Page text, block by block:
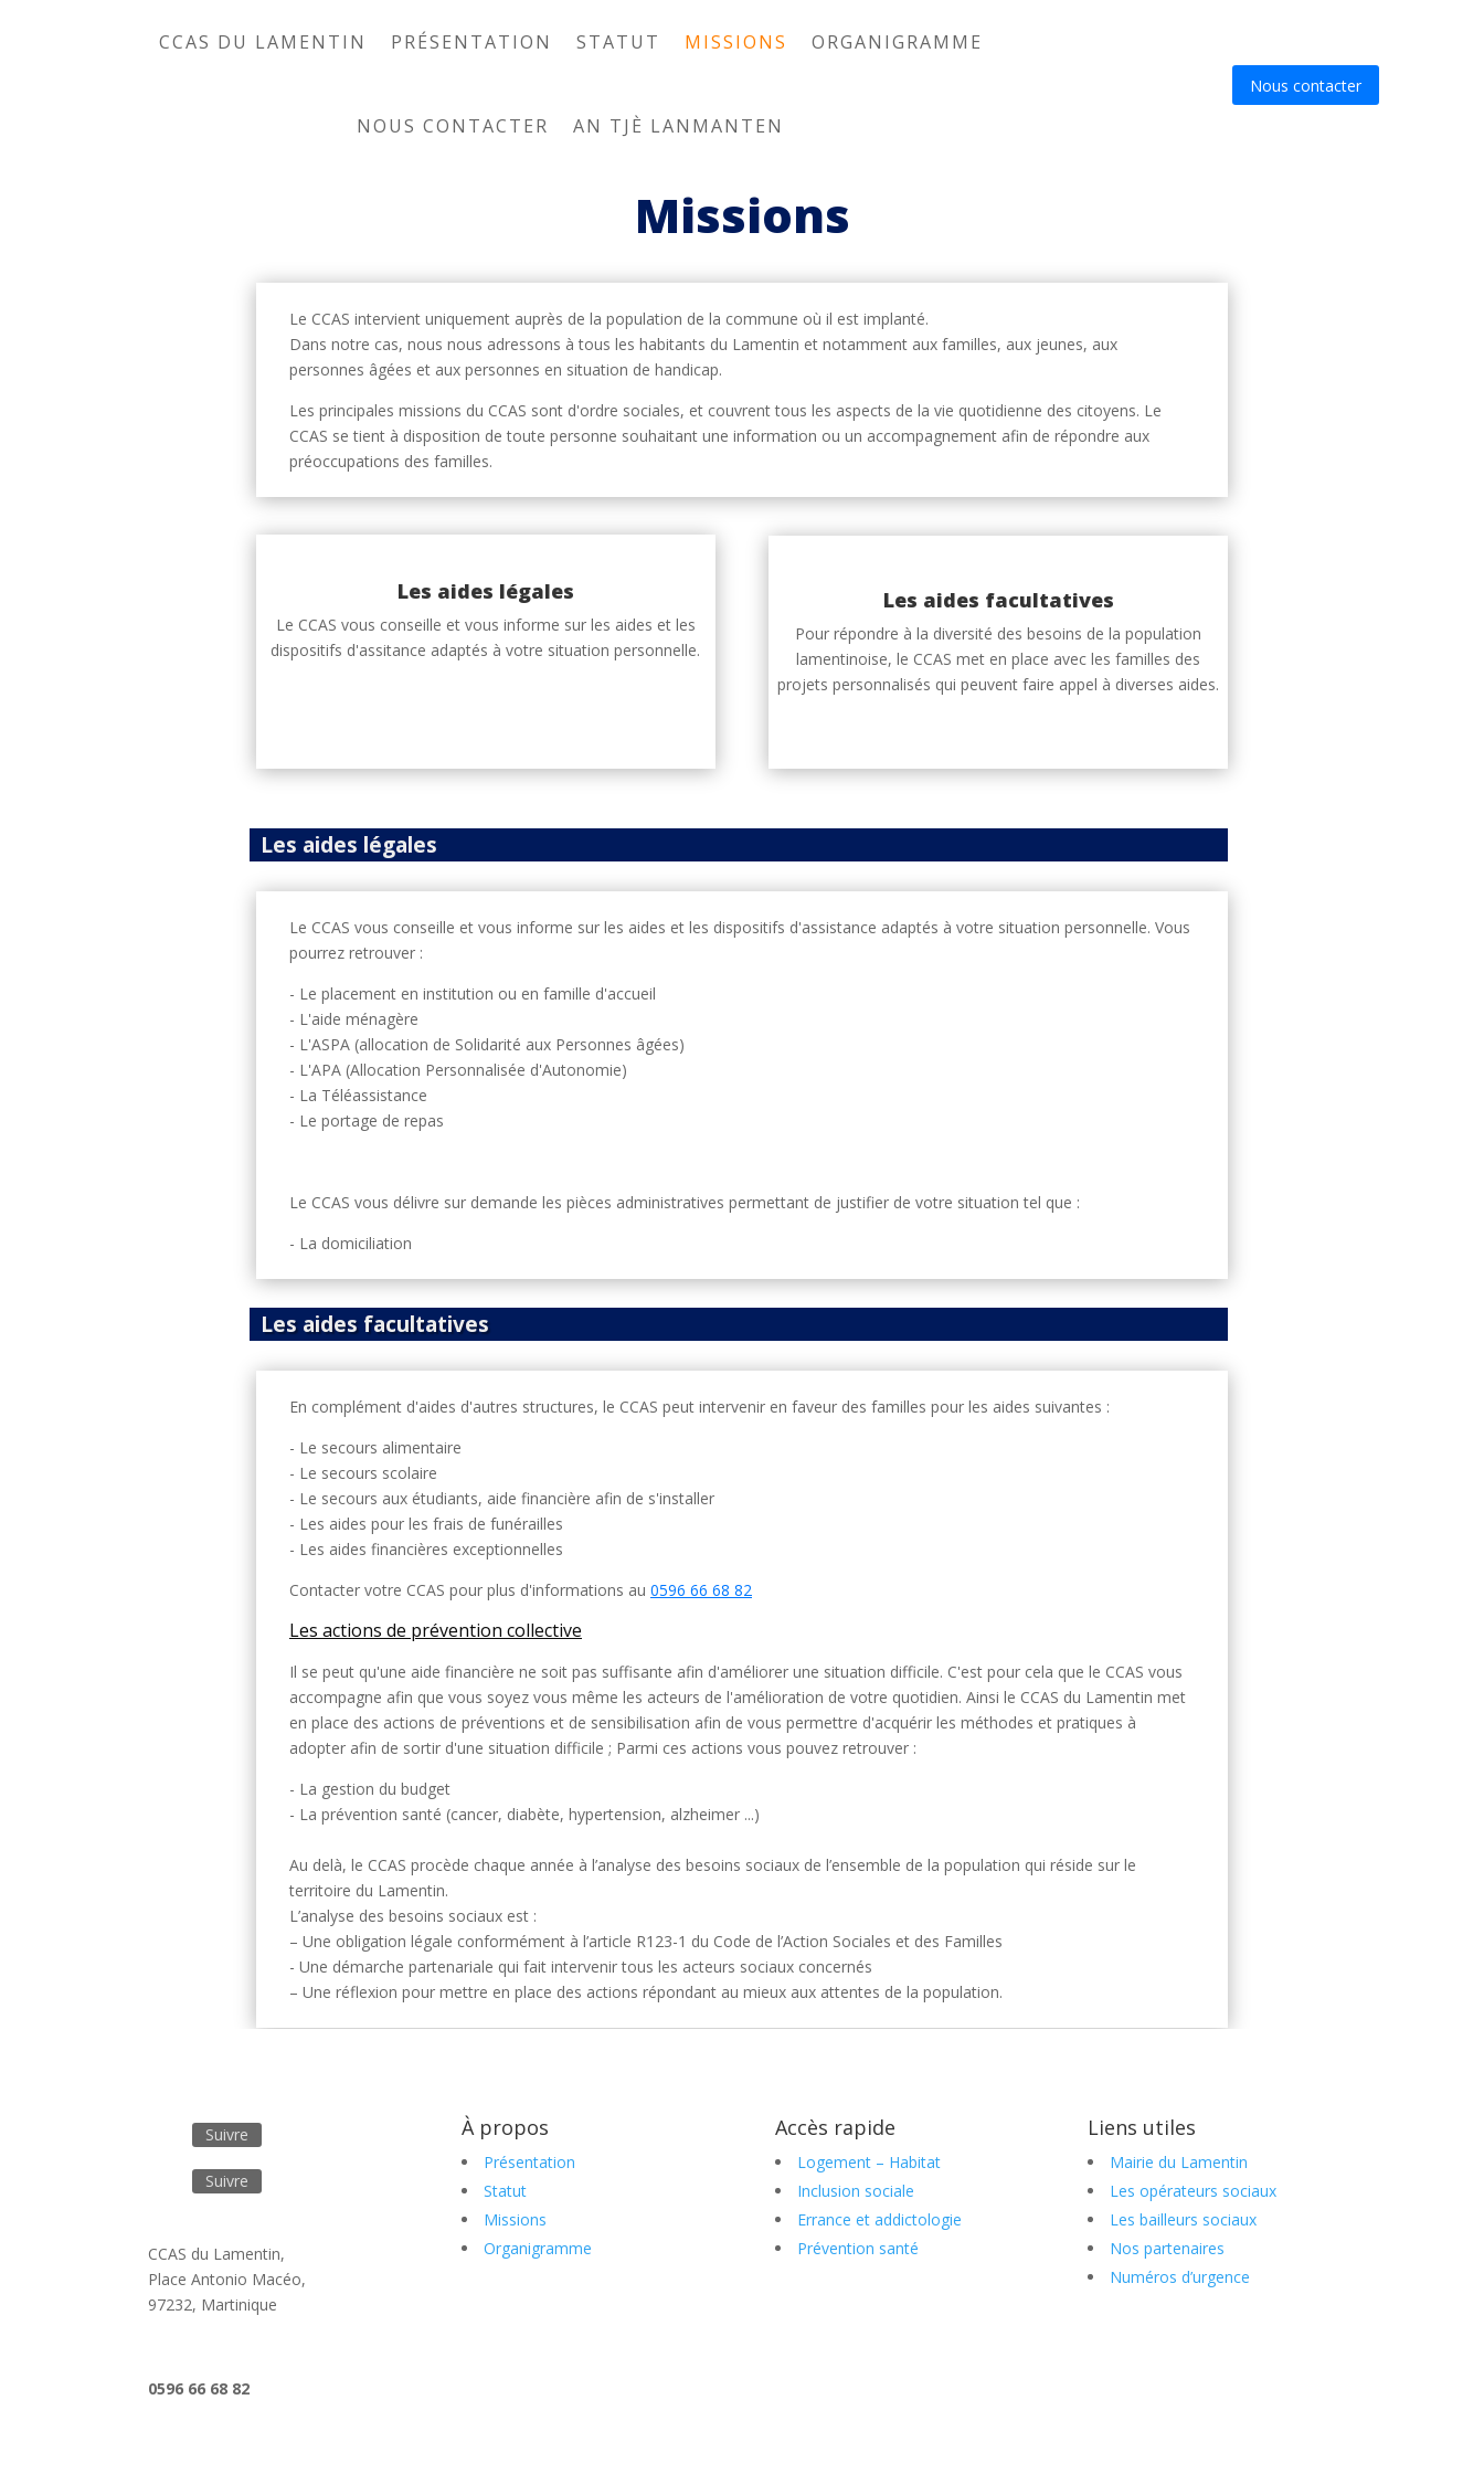
CCAS DU LAMENTIN PRÉSENTATION STATUT MISSIONS ORGANIGRAMME
NOUS CONTACTER AN TJÈ LANMANTEN
Nous contacter
Missions
Le CCAS intervient uniquement auprès de la population de la commune où il est implanté.
Dans notre cas, nous nous adressons à tous les habitants du Lamentin et notamment aux familles, aux jeunes, aux
personnes âgées et aux personnes en situation de handicap.
Les principales missions du CCAS sont d'ordre sociales, et couvrent tous les aspects de la vie quotidienne des citoyens. Le
CCAS se tient à disposition de toute personne souhaitant une information ou un accompagnement afin de répondre aux
préoccupations des familles.
Les aides légales
Le CCAS vous conseille et vous informe sur les aides et les
dispositifs d'assitance adaptés à votre situation personnelle.
Les aides facultatives
Pour répondre à la diversité des besoins de la population
lamentinoise, le CCAS met en place avec les familles des
projets personnalisés qui peuvent faire appel à diverses aides.
Les aides légales
Le CCAS vous conseille et vous informe sur les aides et les dispositifs d'assistance adaptés à votre situation personnelle. Vous
pourrez retrouver :
- Le placement en institution ou en famille d'accueil
- L'aide ménagère
- L'ASPA (allocation de Solidarité aux Personnes âgées)
- L'APA (Allocation Personnalisée d'Autonomie)
- La Téléassistance
- Le portage de repas
Le CCAS vous délivre sur demande les pièces administratives permettant de justifier de votre situation tel que :
- La domiciliation
Les aides facultatives
En complément d'aides d'autres structures, le CCAS peut intervenir en faveur des familles pour les aides suivantes :
- Le secours alimentaire
- Le secours scolaire
- Le secours aux étudiants, aide financière afin de s'installer
- Les aides pour les frais de funérailles
- Les aides financières exceptionnelles
Contacter votre CCAS pour plus d'informations au 0596 66 68 82
Les actions de prévention collective
Il se peut qu'une aide financière ne soit pas suffisante afin d'améliorer une situation difficile. C'est pour cela que le CCAS vous
accompagne afin que vous soyez vous même les acteurs de l'amélioration de votre quotidien. Ainsi le CCAS du Lamentin met
en place des actions de préventions et de sensibilisation afin de vous permettre d'acquérir les méthodes et pratiques à
adopter afin de sortir d'une situation difficile ; Parmi ces actions vous pouvez retrouver :
- La gestion du budget
- La prévention santé (cancer, diabète, hypertension, alzheimer ...)
Au delà, le CCAS procède chaque année à l’analyse des besoins sociaux de l’ensemble de la population qui réside sur le
territoire du Lamentin.
L’analyse des besoins sociaux est :
– Une obligation légale conformément à l’article R123-1 du Code de l’Action Sociales et des Familles
- Une démarche partenariale qui fait intervenir tous les acteurs sociaux concernés
– Une réflexion pour mettre en place des actions répondant au mieux aux attentes de la population.
Suivre
Suivre
CCAS du Lamentin,
Place Antonio Macéo,
97232, Martinique
0596 66 68 82
À propos
Présentation
Statut
Missions
Organigramme
Accès rapide
Logement – Habitat
Inclusion sociale
Errance et addictologie
Prévention santé
Liens utiles
Mairie du Lamentin
Les opérateurs sociaux
Les bailleurs sociaux
Nos partenaires
Numéros d’urgence